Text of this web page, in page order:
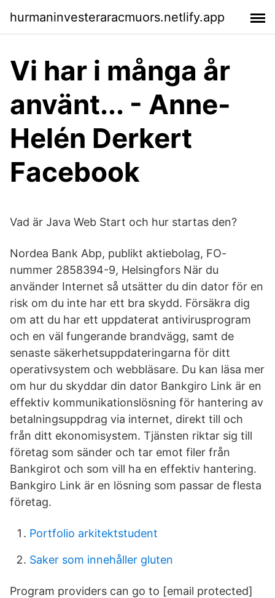
hurmaninvesteraracmuors.netlify.app
Vi har i många år
använt... - Anne-
Helén Derkert
Facebook
Vad är Java Web Start och hur startas den?
Nordea Bank Abp, publikt aktiebolag, FO-
nummer 2858394-9, Helsingfors När du
använder Internet så utsätter du din dator för en
risk om du inte har ett bra skydd. Försäkra dig
om att du har ett uppdaterat antivirusprogram
och en väl fungerande brandvägg, samt de
senaste säkerhetsuppdateringarna för ditt
operativsystem och webbläsare. Du kan läsa mer
om hur du skyddar din dator Bankgiro Link är en
effektiv kommunikationslösning för hantering av
betalningsuppdrag via internet, direkt till och
från ditt ekonomisystem. Tjänsten riktar sig till
företag som sänder och tar emot filer från
Bankgirot och som vill ha en effektiv hantering.
Bankgiro Link är en lösning som passar de flesta
företag.
Portfolio arkitektstudent
Saker som innehåller gluten
Program providers can go to [email protected]